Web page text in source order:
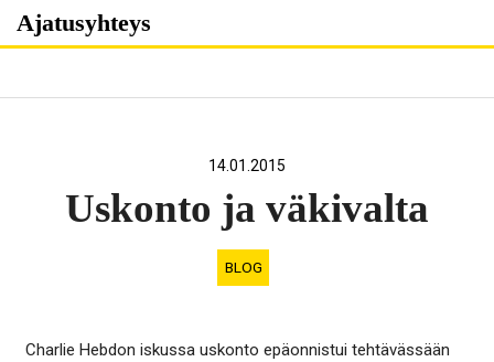
Skip
Ajatusyhteys
14.01.2015
Uskonto ja väkivalta
BLOG
Charlie Hebdon iskussa uskonto epäonnistui tehtävässään